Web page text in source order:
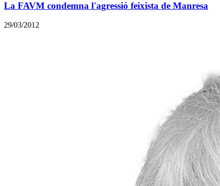
La FAVM condemna l'agressió feixista de Manresa
29/03/2012